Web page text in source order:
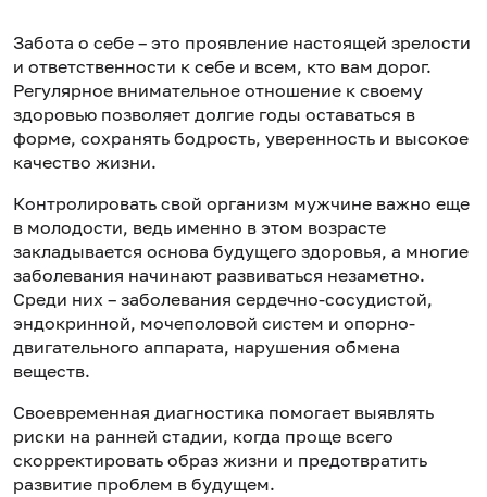
Забота о себе – это проявление настоящей зрелости
и ответственности к себе и всем, кто вам дорог.
Регулярное внимательное отношение к своему
здоровью позволяет долгие годы оставаться в
форме, сохранять бодрость, уверенность и высокое
качество жизни.
Контролировать свой организм мужчине важно еще
в молодости, ведь именно в этом возрасте
закладывается основа будущего здоровья, а многие
заболевания начинают развиваться незаметно.
Среди них – заболевания сердечно-сосудистой,
эндокринной, мочеполовой систем и опорно-
двигательного аппарата, нарушения обмена
веществ.
Своевременная диагностика помогает выявлять
риски на ранней стадии, когда проще всего
скорректировать образ жизни и предотвратить
развитие проблем в будущем.